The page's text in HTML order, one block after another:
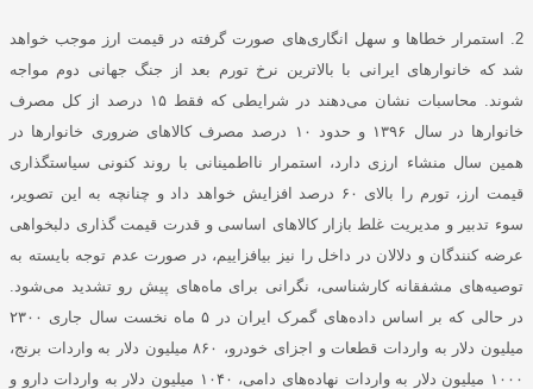
2. استمرار خطا‌ها و سهل انگاری‌های صورت گرفته در قیمت ارز موجب خواهد
شد که خانوار‌های ایرانی با بالاترین نرخ تورم بعد از جنگ جهانی دوم مواجه
شوند. محاسبات نشان می‌دهند در شرایطی که فقط ۱۵ درصد از کل مصرف
خانوار‌ها در سال ۱۳۹۶ و حدود ۱۰ درصد مصرف کالا‌های ضروری خانوار‌ها در
همین سال منشاء ارزی دارد، استمرار نااطمینانی با روند کنونی سیاستگذاری
قیمت ارز، تورم را بالای ۶۰ درصد افزایش خواهد داد و چنانچه به این تصویر،
سوء تدبیر و مدیریت غلط بازار کالا‌های اساسی و قدرت قیمت گذاری دلبخواهی
عرضه کنندگان و دلالان در داخل را نیز بیافزاییم، در صورت عدم توجه بایسته به
توصیه‌های مشفقانه کارشناسی، نگرانی برای ماه‌های پیش رو تشدید می‌شود.
در حالی که بر اساس داده‌های گمرک ایران در ۵ ماه نخست سال جاری ۲۳۰۰
میلیون دلار به واردات قطعات و اجزای خودرو، ۸۶۰ میلیون دلار به واردات برنج،
۱۰۰۰ میلیون دلار به واردات نهاده‌های دامی، ۱۰۴۰ میلیون دلار به واردات دارو و